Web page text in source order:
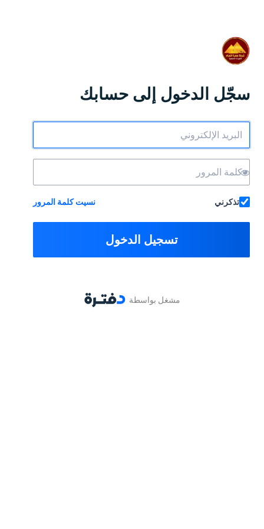
سجّل الدخول إلى حسابك
تذكرني نسيت كلمة المرور
تسجيل الدخول
مشغل بواسطة